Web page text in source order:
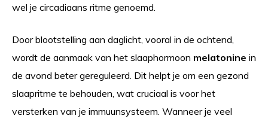
wel je circadiaans ritme genoemd.
Door blootstelling aan daglicht, vooral in de ochtend,
wordt de aanmaak van het slaaphormoon melatonine in
de avond beter gereguleerd. Dit helpt je om een gezond
slaapritme te behouden, wat cruciaal is voor het
versterken van je immuunsysteem. Wanneer je veel